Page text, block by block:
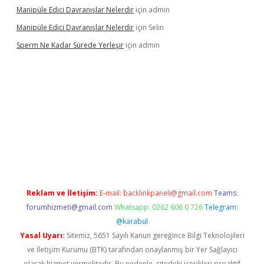
Manipüle Edici Davranışlar Nelerdir için admin
Manipüle Edici Davranışlar Nelerdir için Selin
Sperm Ne Kadar Sürede Yerleşir için admin
Reklam ve İletişim: E-mail: backlinkpaneli@gmail.com Teams:
forumhizmeti@gmail.com Whatsapp: 0262 606 0 726 Telegram:
@karabul
Yasal Uyarı: Sitemiz, 5651 Sayılı Kanun gereğince Bilgi Teknolojileri
ve İletişim Kurumu (BTK) tarafından onaylanmış bir Yer Sağlayıcı